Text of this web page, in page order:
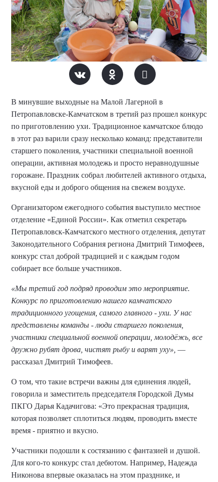
В минувшие выходные на Малой Лагерной в
Петропавловске-Камчатском в третий раз прошел конкурс
по приготовлению ухи. Традиционное камчатское блюдо
в этот раз варили сразу несколько команд: представители
старшего поколения, участники специальной военной
операции, активная молодежь и просто неравнодушные
горожане. Праздник собрал любителей активного отдыха,
вкусной еды и доброго общения на свежем воздухе.
Организатором ежегодного события выступило местное
отделение «Единой России». Как отметил секретарь
Петропавловск-Камчатского местного отделения, депутат
Законодательного Собрания региона Дмитрий Тимофеев,
конкурс стал доброй традицией и с каждым годом
собирает все больше участников.
«Мы третий год подряд проводим это мероприятие.
Конкурс по приготовлению нашего камчатского
традиционного угощения, самого главного - ухи. У нас
представлены команды - люди старшего поколения,
участники специальной военной операции, молодёжь, все
дружно рубят дрова, чистят рыбу и варят уху», —
рассказал Дмитрий Тимофеев.
О том, что такие встречи важны для единения людей,
говорила и заместитель председателя Городской Думы
ПКГО Дарья Кадачигова: «Это прекрасная традиция,
которая позволяет сплотиться людям, проводить вместе
время - приятно и вкусно.
Участники подошли к состязанию с фантазией и душой.
Для кого-то конкурс стал дебютом. Например, Надежда
Никонова впервые оказалась на этом празднике, и